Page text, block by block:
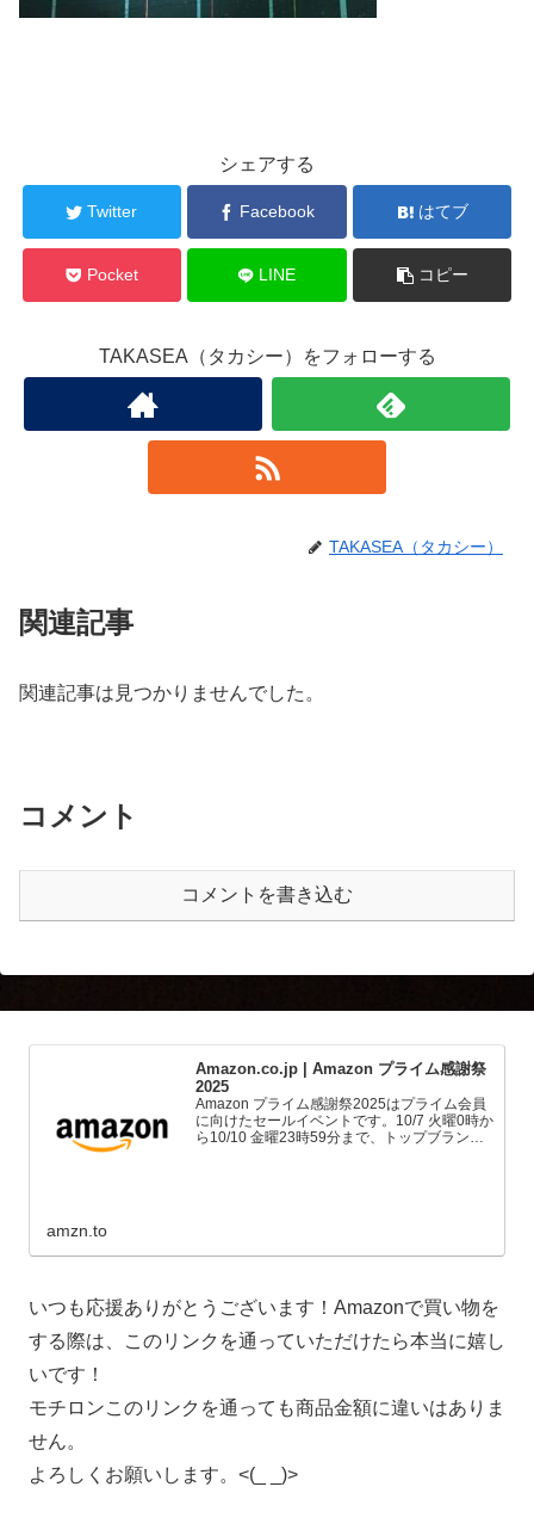
シェアする
Twitter Facebook はてブ
Pocket LINE コピー
TAKASEA（タカシー）をフォローする
TAKASEA（タカシー）
関連記事
関連記事は見つかりませんでした。
コメント
コメントを書き込む
Amazon.co.jp | Amazon プライム感謝祭
2025
Amazon プライム感謝祭2025はプライム会員
に向けたセールイベントです。10/7 火曜0時か
ら10/10 金曜23時59分まで、トップブランド
amzn.to
いつも応援ありがとうございます！Amazonで買い物を
する際は、このリンクを通っていただけたら本当に嬉し
いです！
モチロンこのリンクを通っても商品金額に違いはありま
せん。
よろしくお願いします。<(_ _)>